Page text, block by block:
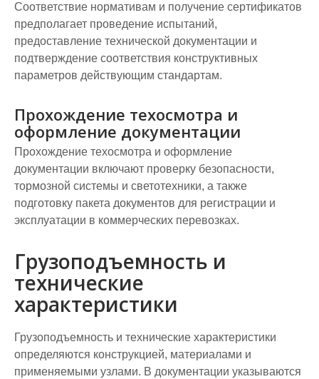
Соответствие нормативам и получение сертификатов
предполагает проведение испытаний,
предоставление технической документации и
подтверждение соответствия конструктивных
параметров действующим стандартам.
Прохождение техосмотра и
оформление документации
Прохождение техосмотра и оформление
документации включают проверку безопасности,
тормозной системы и светотехники, а также
подготовку пакета документов для регистрации и
эксплуатации в коммерческих перевозках.
Грузоподъемность и
технические
характеристики
Грузоподъемность и технические характеристики
определяются конструкцией, материалами и
применяемыми узлами. В документации указываются